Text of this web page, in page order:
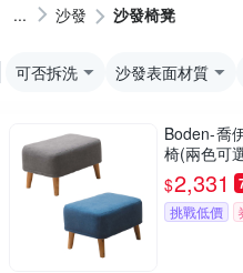
沙發 沙發椅凳
可否拆洗 沙發表面材質
Boden-喬
椅(兩色可
$2,331
挑戰低價